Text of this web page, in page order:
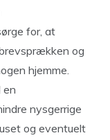
for, at
og
hjemme.
en
nysgerrige
og eventuelt